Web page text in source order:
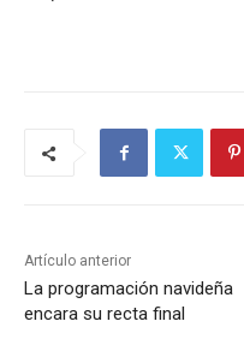
Artículo anterior
La programación navideña
encara su recta final